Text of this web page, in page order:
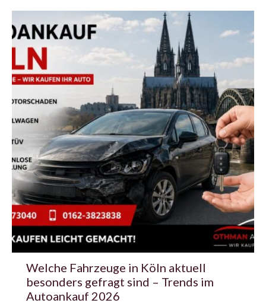
Welche Fahrzeuge in Köln aktuell
besonders gefragt sind – Trends im
Autoankauf 2026